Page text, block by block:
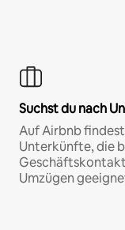
Suchst du nach
Auf Airbnb
Unterkünfte, die
Umzügen